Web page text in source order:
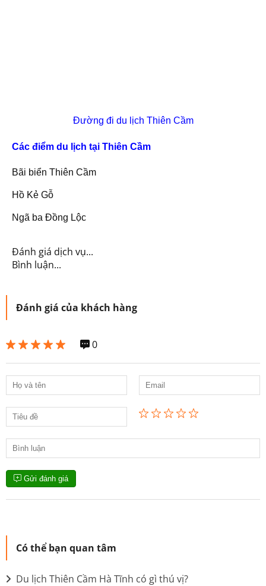
Đường đi du lịch Thiên Cầm
Các điểm du lịch tại Thiên Cầm
Bãi biển Thiên Cầm
Hồ Kẻ Gỗ
Ngã ba Đồng Lộc
Đánh giá dịch vụ...
Bình luận...
Đánh giá của khách hàng
0
Gửi đánh giá
Có thể bạn quan tâm
Du lịch Thiên Cầm Hà Tĩnh có gì thú vị?